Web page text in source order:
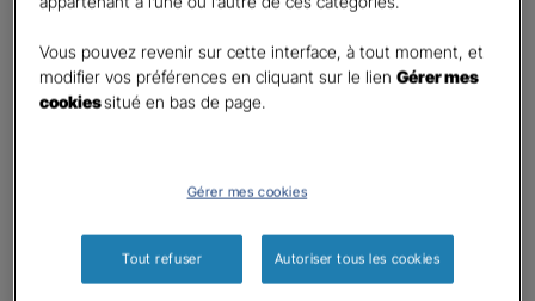
Responsabilité Civile
Batiment / Local commercial
Vos informations :
Oui
Vous pouvez revenir sur cette interface, à tout moment, et
modifier vos préférences en cliquant sur le lienGérer mes
cookiessitué en bas de page.
Gérer mes cookies
Tout refuser Autoriser tous les cookies